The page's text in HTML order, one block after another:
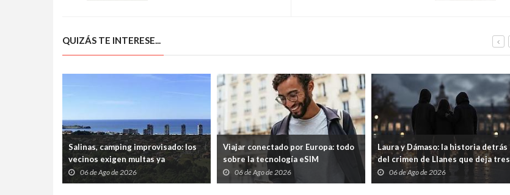
QUIZÁS TE INTERESE...
Salinas, camping improvisado: los
vecinos exigen multas ya
06 de Ago de 2026
Viajar conectado por Europa: todo
sobre la tecnología eSIM
06 de Ago de 2026
Laura y Dámaso: la historia detrás
del crimen de Llanes que deja tres
hijos huérfanos
06 de Ago de 2026